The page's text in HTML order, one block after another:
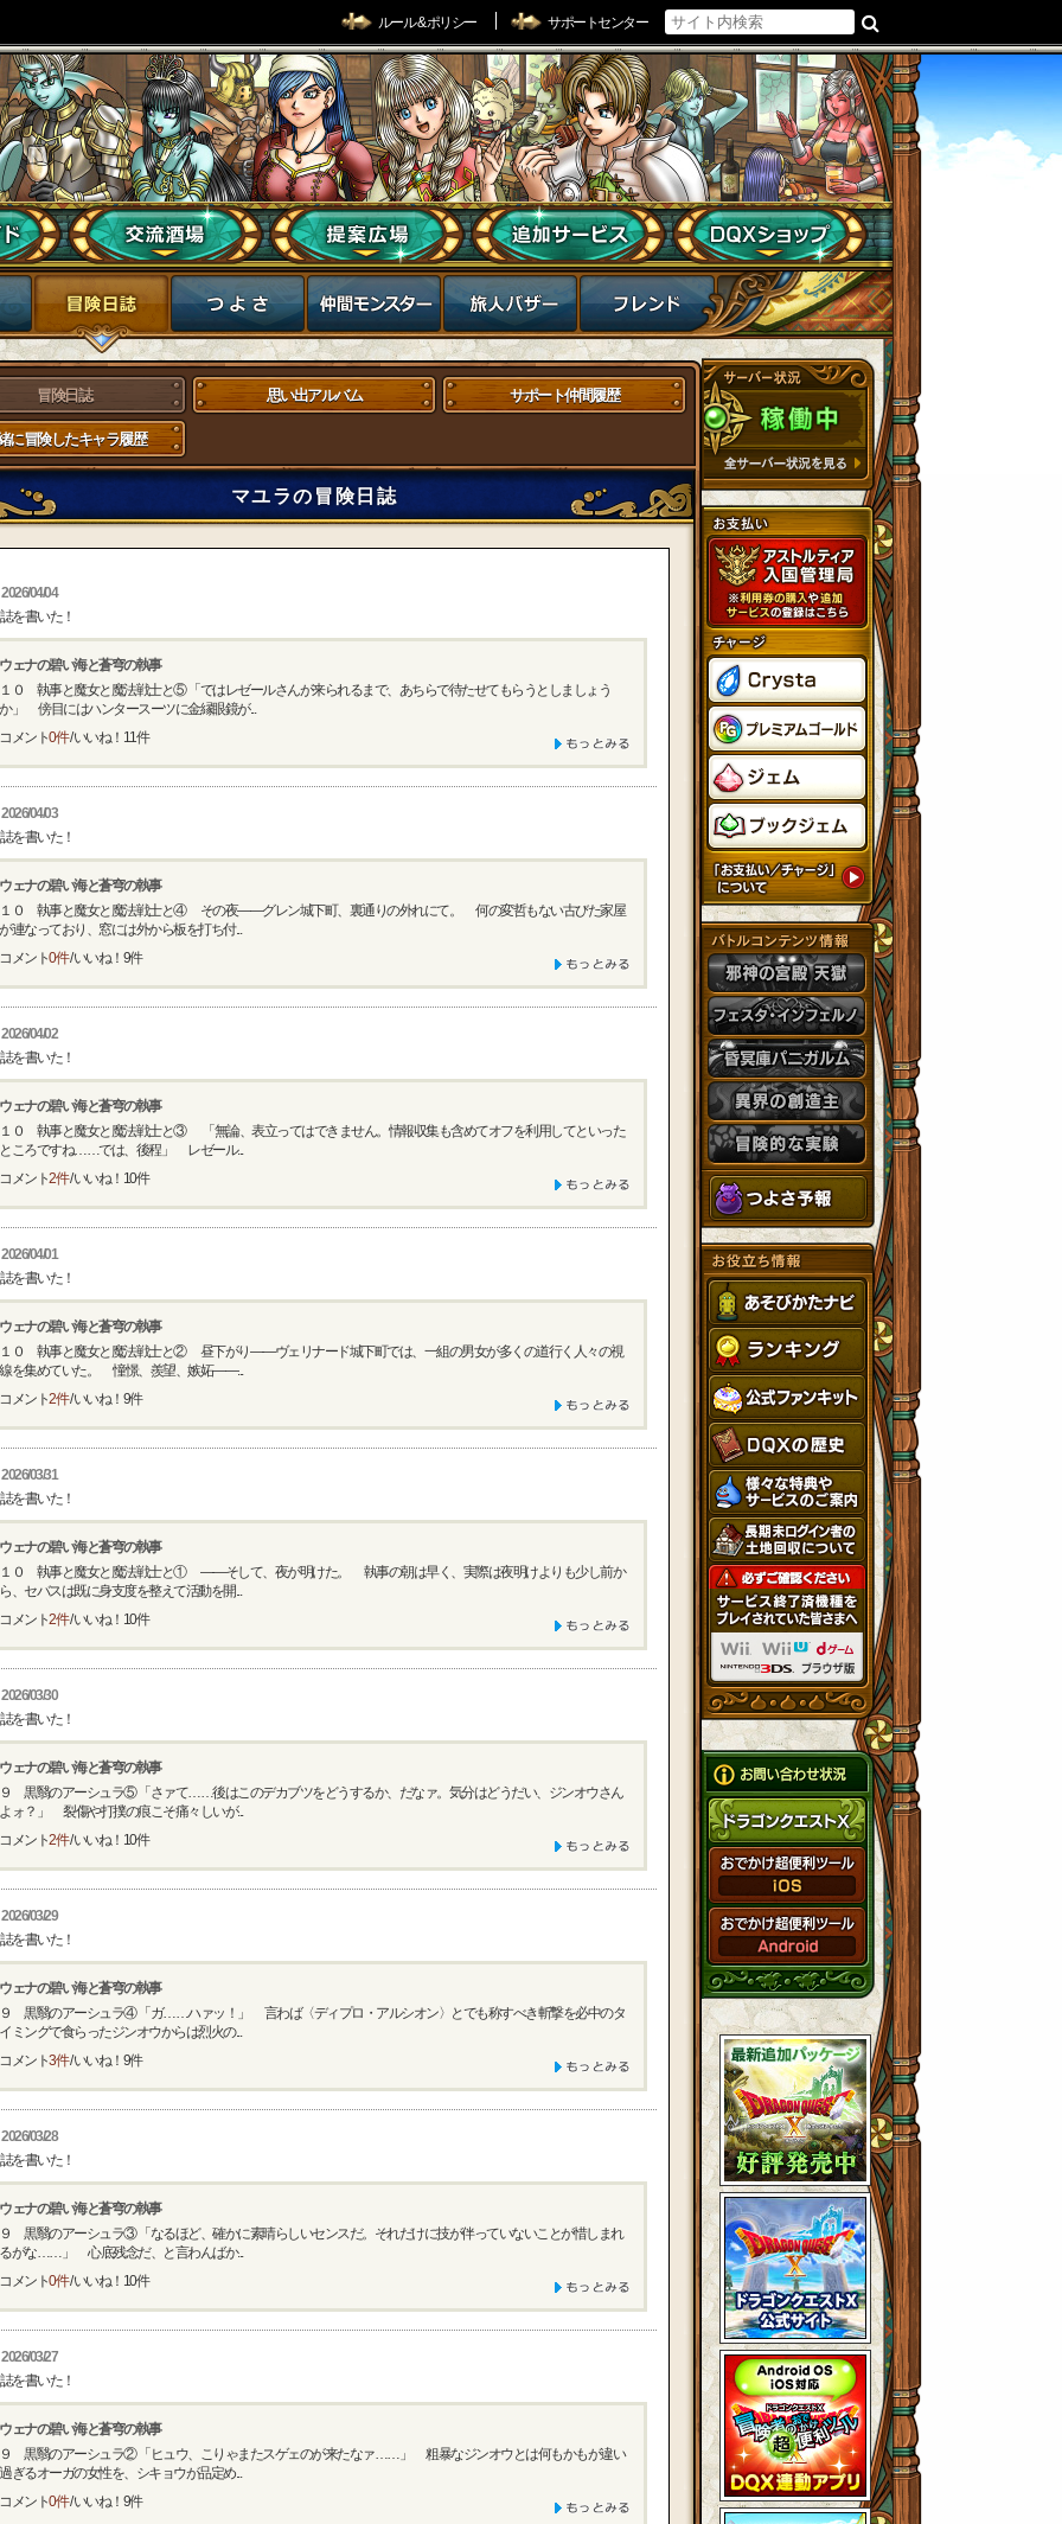
ルール & ポリシー サポートセンター
冒険日誌 思い出アルバム サポート仲間履歴
に冒険したキャラ履歴
マユラの冒険日誌
2026/04/04
を書いた！
ウェナの碧い海と蒼穹の執事
１０ 執事と魔女と魔法戦士と⑤ 「ではレゼールさんが来られるまで、あちらで待たせてもらうとしましょう
か」 傍目にはハンタースーツに金縁眼鏡が...
コメント0件/ いいね！ 11件
2026/04/03
を書いた！
ウェナの碧い海と蒼穹の執事
１０ 執事と魔女と魔法戦士と④ その夜――グレン城下町、裏通りの外れにて。 何の変哲もない古びた家屋
が連なっており、窓には外から板を打ち付...
コメント0件/ いいね！ 9件
2026/04/02
を書いた！
ウェナの碧い海と蒼穹の執事
１０ 執事と魔女と魔法戦士と③ 「無論、表立ってはできません。情報収集も含めてオフを利用してといった
ところですね……では、後程」 レゼール...
コメント2件/ いいね！ 10件
2026/04/01
を書いた！
ウェナの碧い海と蒼穹の執事
１０ 執事と魔女と魔法戦士と② 昼下がり――ヴェリナード城下町では、一組の男女が多くの道行く人々の視
線を集めていた。 憧憬、羨望、嫉妬――...
コメント2件/ いいね！ 9件
2026/03/31
を書いた！
ウェナの碧い海と蒼穹の執事
１０ 執事と魔女と魔法戦士と① ――そして、夜が明けた。 執事の朝は早く、実際は夜明けよりも少し前か
ら、セバスは既に身支度を整えて活動を開...
コメント2件/ いいね！ 10件
2026/03/30
を書いた！
ウェナの碧い海と蒼穹の執事
９ 黒翳のアーシュラ⑤ 「さァて……後はこのデカブツをどうするか、だなァ。気分はどうだい、ジンオウさん
よォ？」 裂傷や打撲の痕こそ痛々しいが...
コメント2件/ いいね！ 10件
2026/03/29
を書いた！
ウェナの碧い海と蒼穹の執事
９ 黒翳のアーシュラ④ 「ガ……ハァッ！」 言わば〈ディプロ・アルシオン〉とでも称すべき斬撃を必中のタ
イミングで食らったジンオウからは烈火の...
コメント3件/ いいね！ 9件
2026/03/28
を書いた！
ウェナの碧い海と蒼穹の執事
９ 黒翳のアーシュラ③ 「なるほど、確かに素晴らしいセンスだ。それだけに技が伴っていないことが惜しまれ
るがな……」 心底残念だ、と言わんばか...
コメント0件/ いいね！ 10件
2026/03/27
を書いた！
ウェナの碧い海と蒼穹の執事
９ 黒翳のアーシュラ② 「ヒュウ、こりゃまたスゲェのが来たなァ……」 粗暴なジンオウとは何もかもが違い
過ぎるオーガの女性を、シキョウが品定め...
コメント0件/ いいね！ 9件